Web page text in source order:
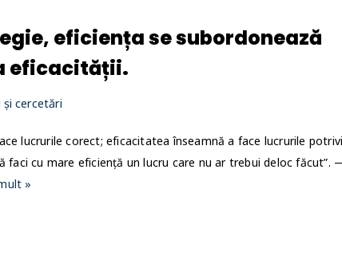
eficiența se subordonează
eficacității.
și cercetări
lucrurile corect; eficacitatea înseamnă a face lucrurile
faci cu mare eficiență un lucru care nu ar trebui deloc făcut”.
»